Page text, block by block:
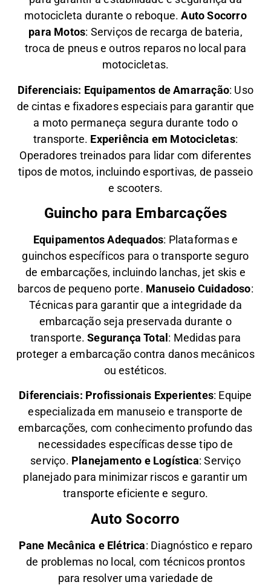
motocicleta durante o reboque.Auto Socorro
para Motos: Serviços de recarga de bateria,
troca de pneus e outros reparos no local para
motocicletas.
Diferenciais: Equipamentos de Amarração: Uso
de cintas e fixadores especiais para garantir que
a moto permaneça segura durante todo o
transporte. Experiência em Motocicletas:
Operadores treinados para lidar com diferentes
tipos de motos, incluindo esportivas, de passeio
e scooters.
Guincho para Embarcações
Equipamentos Adequados: Plataformas e
guinchos específicos para o transporte seguro
de embarcações, incluindo lanchas, jet skis e
barcos de pequeno porte. Manuseio Cuidadoso:
Técnicas para garantir que a integridade da
embarcação seja preservada durante o
transporte.Segurança Total : Medidas para
proteger a embarcação contra danos mecânicos
ou estéticos.
Diferenciais: Profissionais Experientes: Equipe
especializada em manuseio e transporte de
embarcações, com conhecimento profundo das
necessidades específicas desse tipo de
serviço. Planejamento e Logística: Serviço
planejado para minimizar riscos e garantir um
transporte eficiente e seguro.
Auto Socorro
Pane Mecânica e Elétrica: Diagnóstico e reparo
de problemas no local, com técnicos prontos
para resolver uma variedade de